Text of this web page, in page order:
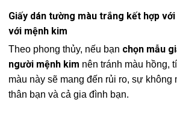
Giấy dán tường màu trắng kết hợp
với mệnh kim
Theo phong thủy, nếu bạn chọn mẫu
người mệnh kim nên tránh màu hồng,
màu này sẽ mang đến rủi ro, sự không
thân bạn và cả gia đình bạn.